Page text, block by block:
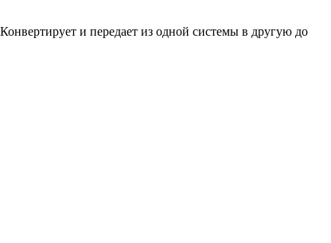
и передает из одной системы в другую до